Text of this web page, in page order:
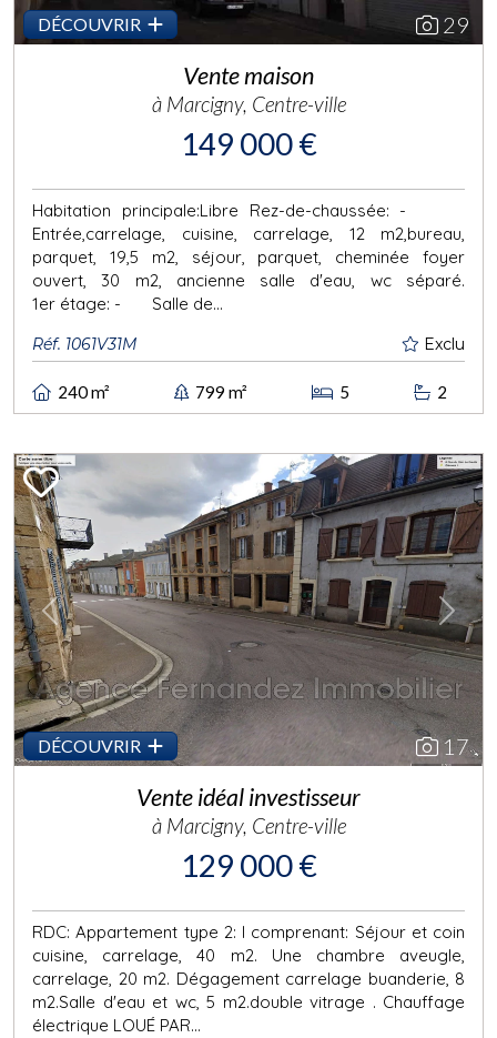
DÉCOUVRIR 29
Vente maison
à Marcigny, Centre-ville
149 000 €
Habitation principale:Libre Rez-de-chaussée: -
Entrée,carrelage, cuisine, carrelage, 12 m2,bureau,
parquet, 19,5 m2, séjour, parquet, cheminée foyer
ouvert, 30 m2, ancienne salle d'eau, wc séparé.
1er étage: - Salle de...
Réf. 1061V31M Exclu
240 m² 799 m² 5 2
Previous Next
DÉCOUVRIR 17
Vente idéal investisseur
à Marcigny, Centre-ville
129 000 €
RDC: Appartement type 2: l comprenant: Séjour et coin
cuisine, carrelage, 40 m2. Une chambre aveugle,
carrelage, 20 m2. Dégagement carrelage buanderie, 8
m2.Salle d'eau et wc, 5 m2.double vitrage . Chauffage
électrique LOUÉ PAR...